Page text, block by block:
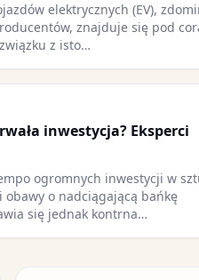
elektrycznych (EV),
znajduje się pod
z isto…
inwestycja? Eksperci
ogromnych inwestycji w
o nadciągającą bańkę
się jednak kontrna…